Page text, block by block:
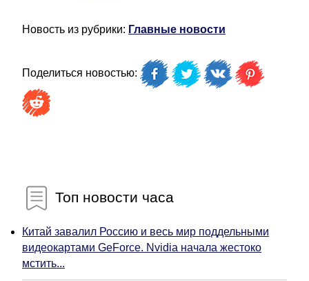
Новость из рубрики: Главные новости
Поделиться новостью:
Топ новости часа
Китай завалил Россию и весь мир поддельными
видеокартами GeForce. Nvidia начала жестоко
мстить...